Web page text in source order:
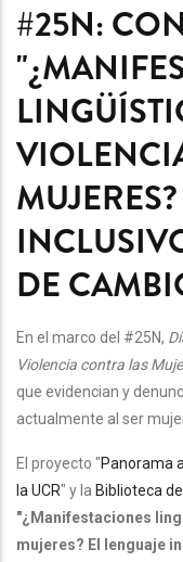
#25N:
DE
En el marco del #25N,
Violencia contra las
que evidencian y
actualmente al ser
El proyecto "Panorama
la UCR" y la Biblioteca
"¿Manifestaciones
mujeres? El lenguaje